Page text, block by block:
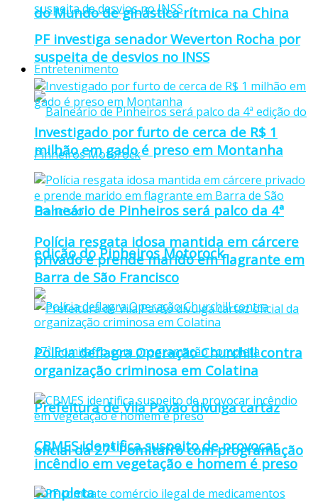
do Mundo de ginástica rítmica na China
Entretenimento
Balneário de Pinheiros será palco da 4ª
edição do Pinheiros Motorock
Prefeitura de Vila Pavão divulga cartaz
oficial da 27ª Pomitafro com programação
completa
PF investiga senador Weverton Rocha por
suspeita de desvios no INSS
Investigado por furto de cerca de R$ 1
milhão em gado é preso em Montanha
Polícia resgata idosa mantida em cárcere
privado e prende marido em flagrante em
Barra de São Francisco
Polícia deflagra Operação Churchill contra
organização criminosa em Colatina
CBMES identifica suspeito de provocar
incêndio em vegetação e homem é preso